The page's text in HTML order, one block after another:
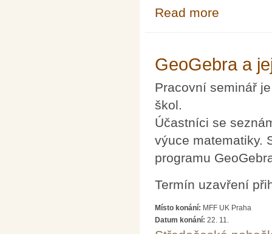
Read more
GeoGebra a
Pracovní seminář
škol.
Účastníci se
výuce matematiky.
programu
Termín uzavření
Místo konání: MFF UK Praha
Datum konání: 22. 11.